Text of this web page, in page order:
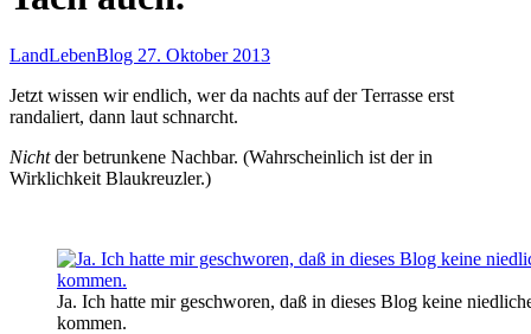
LandLebenBlog 27. Oktober 2013
Jetzt wissen wir endlich, wer da nachts auf der Terrasse erst
randaliert, dann laut schnarcht.
Nichtder betrunkene Nachbar. (Wahrscheinlich ist der in
Wirklichkeit Blaukreuzler.)
Ja. Ich hatte mir geschworen, daß in dieses Blog keine
kommen.